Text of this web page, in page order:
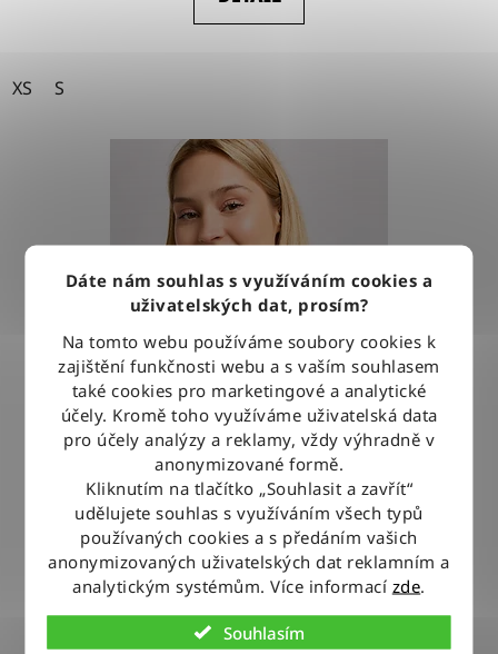
Dáte nám souhlas s využíváním cookies a
uživatelských dat, prosím?
Na tomto webu používáme soubory cookies k
zajištění funkčnosti webu a s vaším souhlasem
také cookies pro marketingové a analytické
účely. Kromě toho využíváme uživatelská data
pro účely analýzy a reklamy, vždy výhradně v
anonymizované formě.
Kliknutím na tlačítko „Souhlasit a zavřít“
udělujete souhlas s využíváním všech typů
používaných cookies a s předáním vašich
anonymizovaných uživatelských dat reklamním a
analytickým systémům. Více informací zde.
Souhlasím
XS S
Tričko Lee HENLEY SEAFOAM
800 Kč